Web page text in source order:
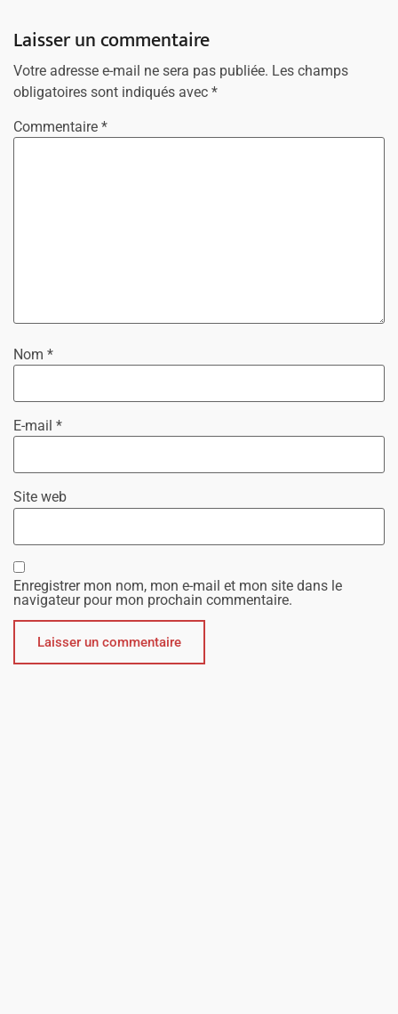
Laisser un commentaire
Votre adresse e-mail ne sera pas publiée. Les champs
obligatoires sont indiqués avec *
Commentaire *
Nom *
E-mail *
Site web
Enregistrer mon nom, mon e-mail et mon site dans le
navigateur pour mon prochain commentaire.